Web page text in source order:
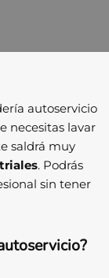
autoservicio
necesitas lavar
saldrá muy
. Podrás
sin tener